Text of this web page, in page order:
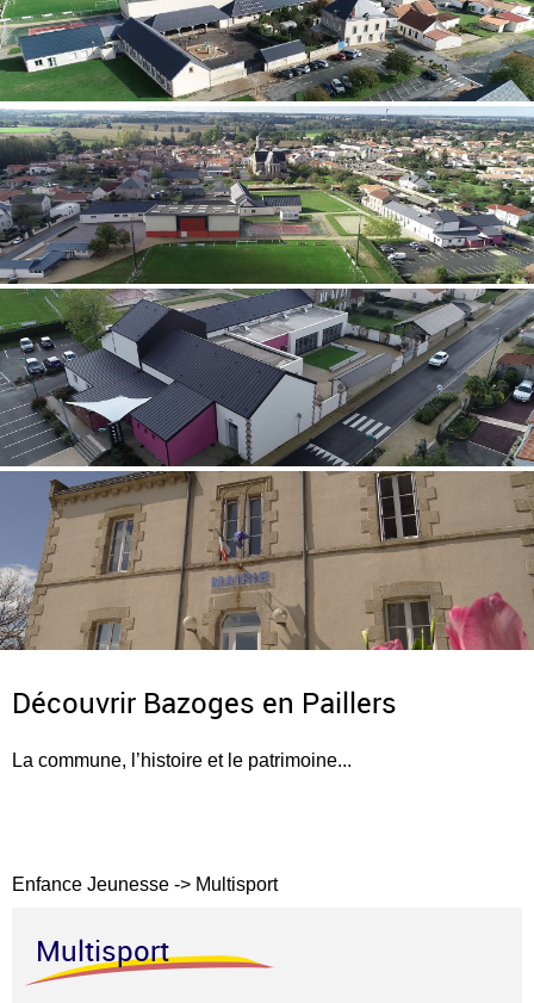
Découvrir Bazoges en Paillers
La commune, l’histoire et le patrimoine...
Enfance Jeunesse -> Multisport
Multisport